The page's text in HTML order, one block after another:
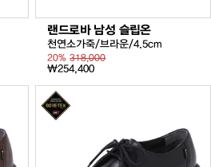
랜드로바 남성 슬립온
천연소가죽/브라운/4.5cm
20%318,000
₩254,400